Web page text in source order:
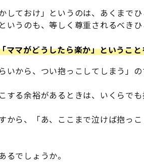
しておけ」というのは、あくまで
いうのも、等しく尊重されるべきひ
ママがどうしたら楽か」というこ
いから、つい抱っこしてしまう」の
する余裕があるときは、いくらでも
から、「あ、ここまで泣けば抱っ
るでしょうか。